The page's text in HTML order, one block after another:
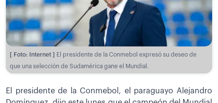
[ Foto: Internet ]
El presidente de la Conmebol expresó su deseo de
que una selección de Sudamérica gane el Mundial.
El presidente de la Conmebol, el paraguayo Alejandro